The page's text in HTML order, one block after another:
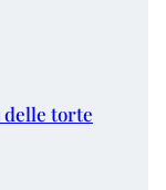
delle torte